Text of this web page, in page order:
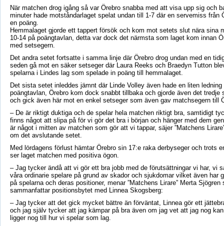
När matchen drog igång så var Örebro snabba med att visa upp sig och
minuter hade motståndarlaget spelat undan till 1-7 där en servemiss från
en poäng.
Hemmalaget gjorde ett tappert försök och kom mot setets slut nära sina
10-14 på poängtavlan, detta var dock det närmsta som laget kom innan
med setsegern.
Det andra setet fortsatte i samma linje där Örebro drog undan med en
seden gå mot en säker setseger där Laura Reeks och Braedyn Tutton
spelarna i Lindes lag som spelade in poäng till hemmalaget.
Det sista setet inleddes jämnt där Linde Volley även hade en liten ledning
poängtavlan, Örebro kom dock snabbt tillbaka och gjorde även det tredje
och gick även här mot en enkel setseger som även gav matchsegern till
– De är riktigt duktiga och de spelar hela matchen riktigt bra, samtidigt
finns något att slipa på för vi gör det bra i början och hänger med dem
är något i mitten av matchen som gör att vi tappar, säjer ”Matchens
om det avslutande setet.
Med lördagens förlust hämtar Örebro sin 17:e raka derbyseger och trots
ser laget matchen med positiva ögon.
– Jag tycker ändå att vi gör ett bra jobb med de förutsättningar vi har, vi
våra ordinarie spelare på grund av skador och sjukdomar vilket även har
på spelarna och deras positioner, menar ”Matchens Lirare” Merta Sjögren
sammanfattar positionsbytet med Linnea Skogsberg:
– Jag tycker att det gick mycket bättre än förväntat, Linnea gör ett
och jag själv tycker att jag kämpar på bra även om jag vet att jag nog
ligger nog till hur vi spelar som lag.